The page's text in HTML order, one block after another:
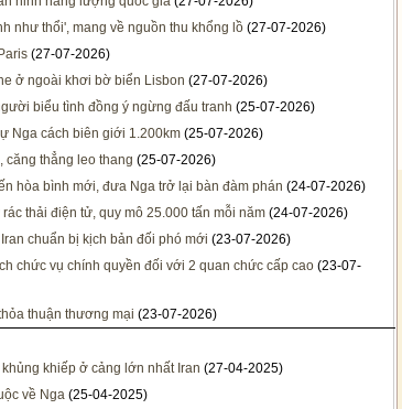
như thổi', mang về nguồn thu khổng lồ (27-07-2026)
(27-07-2026)
ở ngoài khơi bờ biển Lisbon (27-07-2026)
biểu tình đồng ý ngừng đấu tranh (25-07-2026)
Nga cách biên giới 1.200km (25-07-2026)
căng thẳng leo thang (25-07-2026)
hòa bình mới, đưa Nga trở lại bàn đàm phán (24-07-2026)
thải điện tử, quy mô 25.000 tấn mỗi năm (24-07-2026)
chuẩn bị kịch bản đối phó mới (23-07-2026)
chức vụ chính quyền đối với 2 quan chức cấp cao (23-07-
thuận thương mại (23-07-2026)
khiếp ở cảng lớn nhất Iran (27-04-2025)
về Nga (25-04-2025)